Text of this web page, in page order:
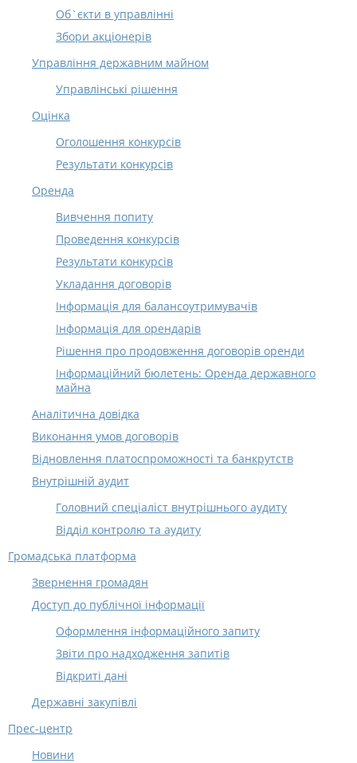
Об`єкти в управлінні
Збори акціонерів
Управління державним майном
Управлінські рішення
Оцінка
Оголошення конкурсів
Результати конкурсів
Оренда
Вивчення попиту
Проведення конкурсів
Результати конкурсів
Укладання договорів
Інформація для балансоутримувачів
Інформація для орендарів
Рішення про продовження договорів оренди
Інформаційний бюлетень: Оренда державного
майна
Аналітична довідка
Виконання умов договорів
Відновлення платоспроможності та банкрутств
Внутрішній аудит
Головний спеціаліст внутрішнього аудиту
Відділ контролю та аудиту
Громадська платформа
Звернення громадян
Доступ до публічної інформації
Оформлення інформаційного запиту
Звіти про надходження запитів
Відкриті дані
Державні закупівлі
Прес-центр
Новини